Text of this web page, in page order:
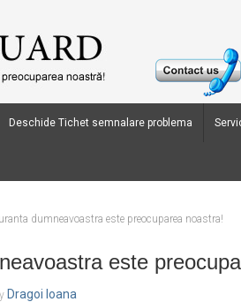
Deschide Tichet semnalare problema
dumneavoastra este preocuparea noastra!
este
Dragoi Ioana